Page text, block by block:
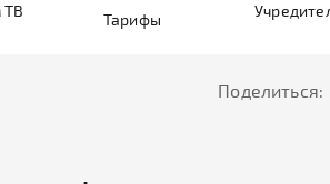
Тарифы
Поделиться: